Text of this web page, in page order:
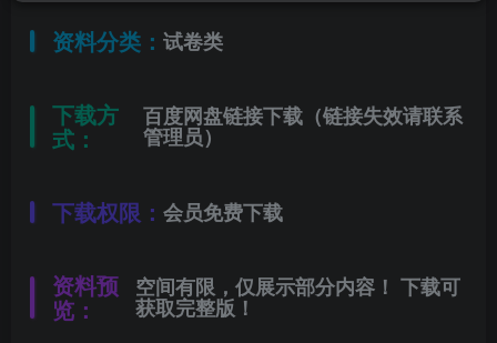
资料分类： 试卷类
下载方
式：
百度网盘链接下载（链接失效请联系
管理员）
下载权限： 会员免费下载
资料预
览：
空间有限，仅展示部分内容！ 下载可
获取完整版！